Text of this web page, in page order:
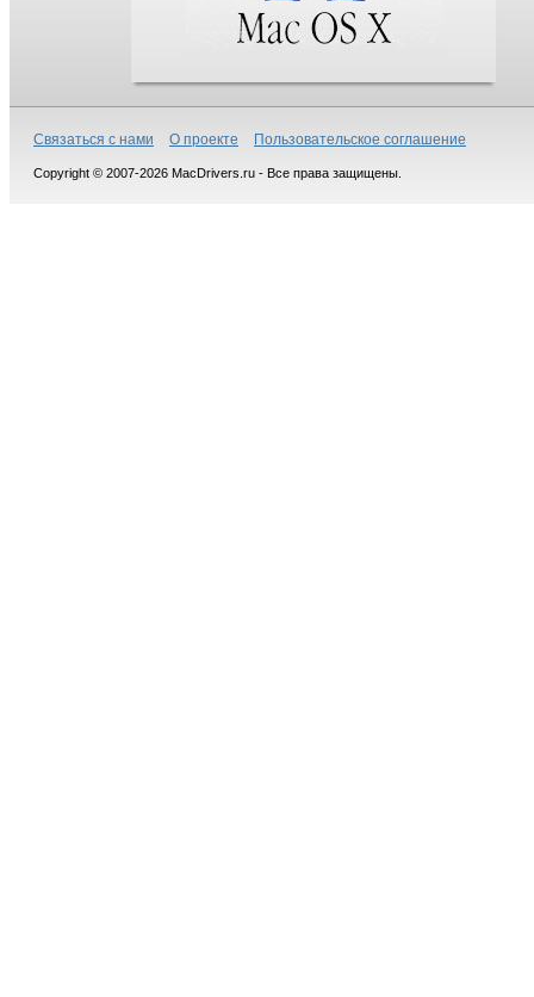
Связаться с нами О проекте Пользовательское соглашение
Copyright © 2007-2026 MacDrivers.ru - Все права защищены.